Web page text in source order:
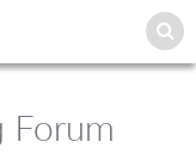
Forum